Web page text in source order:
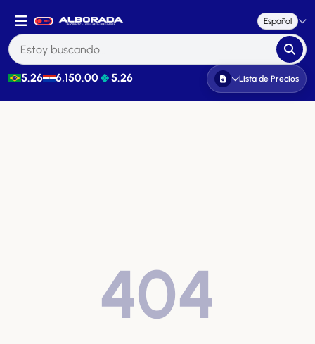
Español
5.26 6,150.00 5.26 Lista de Precios
404